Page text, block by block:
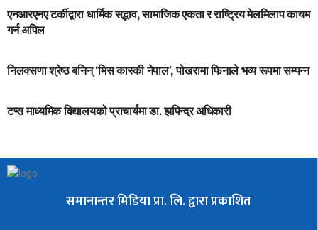
एनआरएनए टर्कीद्वारा धार्मिक सद्भाव, सामाजिक एकता र राष्ट्रिय मेलमिलाप कायम
गर्न अपिल
निलक्सणा श्रेष्ठ बनिन् ‘मिस कास्की नेपाल’, पोखरामा फिनाले भव्य रूपमा सम्पन्न
टप्स माध्यमिक विद्यालयको प्राचार्यमा डा. झपिन्द्र अधिकारी
समानान्तर मिडिया प्रा. लि. द्वारा प्रकाशित